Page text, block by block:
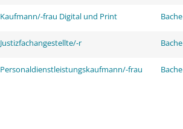
Kaufmann/-frau Digital und Print
Justizfachangestellte/-r
Personaldienstleistungskaufmann/-frau